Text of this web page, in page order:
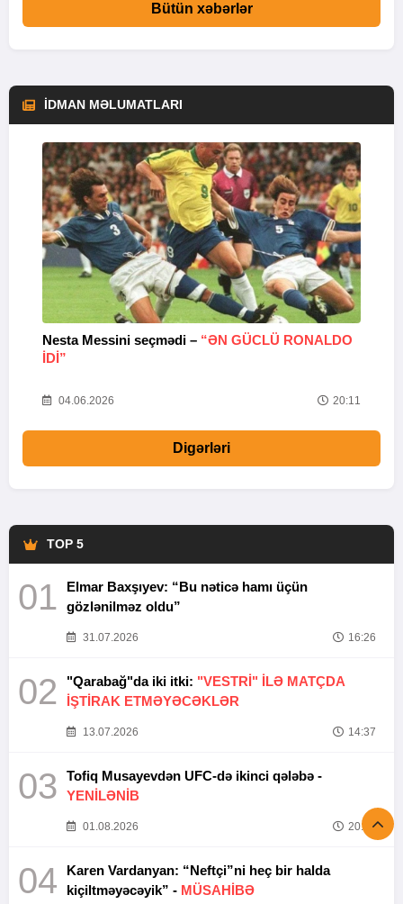
Bütün xəbərlər
İDMAN MƏLUMATLARI
Nesta Messini seçmədi – “ƏN GÜCLÜ RONALDO
IDI”
04.06.2026 20:11
Digərləri
TOP 5
01
Elmar Baxşıyev: “Bu nəticə hamı üçün
gözlənilməz oldu”
31.07.2026 16:26
02 "Qarabağ"da iki itki: "VESTRİ" İLƏ MATÇDA
İŞTİRAK ETMƏYƏCƏKLƏR
13.07.2026 14:37
03
Tofiq Musayevdən UFC-də ikinci qələbə -
YENİLƏNİB
01.08.2026 20:52
04
Karen Vardanyan: “Neftçi”ni heç bir halda
kiçiltməyəcəyik” - MÜSAHİBƏ